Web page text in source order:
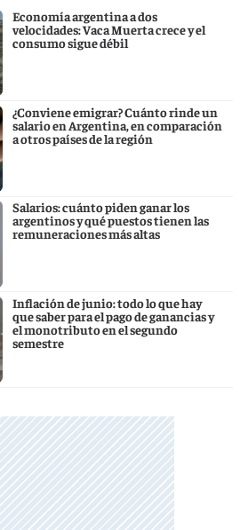
Economía argentina a dos
velocidades: Vaca Muerta crece y el
consumo sigue débil
¿Conviene emigrar? Cuánto rinde un
salario en Argentina, en comparación
a otros países de la región
Salarios: cuánto piden ganar los
argentinos y qué puestos tienen las
remuneraciones más altas
Inflación de junio: todo lo que hay
que saber para el pago de ganancias y
el monotributo en el segundo
semestre